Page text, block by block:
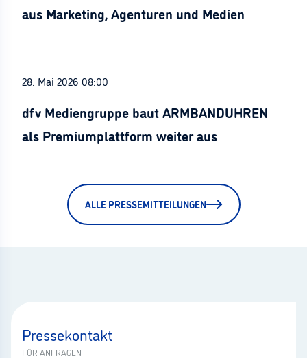
aus Marketing, Agenturen und Medien
28. Mai 2026 08:00
dfv Mediengruppe baut ARMBANDUHREN
als Premiumplattform weiter aus
ALLE PRESSEMITTEILUNGEN
Pressekontakt
FÜR ANFRAGEN